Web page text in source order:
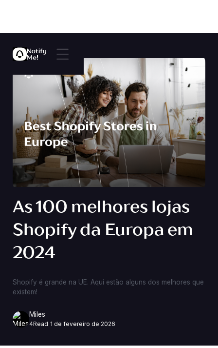
As 100 melhores lojas
Shopify da Europa em
2024
Shopify é grande na UE. Aqui estão alguns dos melhores que
existem!
Miles
4Read 1 de fevereiro de 2026